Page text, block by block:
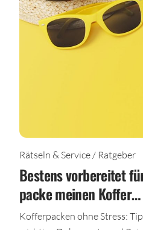
Rätseln & Service / Ratgeber
Bestens vorbereitet
packe meinen Koffer…
Kofferpacken ohne Stress: